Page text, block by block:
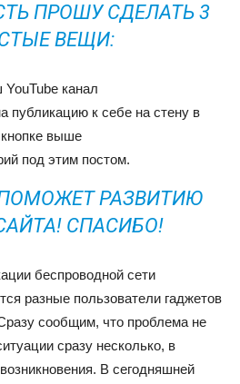
ПРОШУ СДЕЛАТЬ 3
ВЕЩИ:
YouTube канал
публикацию к себе на стену в
выше
под этим постом.
РАЗВИТИЮ
СПАСИБО!
беспроводной сети
разные пользователи гаджетов
сообщим, что проблема не
сразу несколько, в
В сегодняшней